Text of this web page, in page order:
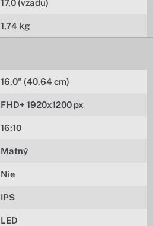
17,0 (vzadu)
1,74 kg
16,0" (40,64 cm)
FHD+ 1920x1200 px
16:10
Matný
Nie
IPS
LED